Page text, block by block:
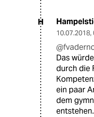
H
10.07.2018,
Das
durch die
ein paar
dem
entstehen.